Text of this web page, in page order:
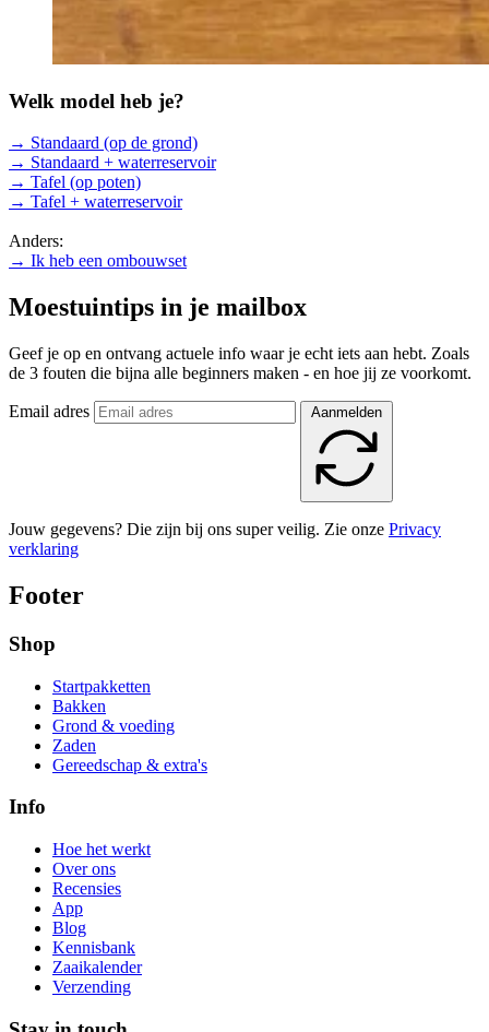
Welk model heb je?
→ Standaard (op de grond)
→ Standaard + waterreservoir
→ Tafel (op poten)
→ Tafel + waterreservoir
Anders:
→ Ik heb een ombouwset
Moestuintips in je mailbox
Geef je op en ontvang actuele info waar je echt iets aan hebt. Zoals
de 3 fouten die bijna alle beginners maken - en hoe jij ze voorkomt.
Email adres Aanmelden
Jouw gegevens? Die zijn bij ons super veilig. Zie onze Privacy
verklaring
Footer
Shop
Startpakketten
Bakken
Grond & voeding
Zaden
Gereedschap & extra's
Info
Hoe het werkt
Over ons
Recensies
App
Blog
Kennisbank
Zaaikalender
Verzending